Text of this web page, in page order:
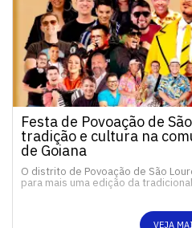
Festa de Povoação de
tradição e cultura na
de Goiana
O distrito de Povoação de São
para mais uma edição da
VEJA